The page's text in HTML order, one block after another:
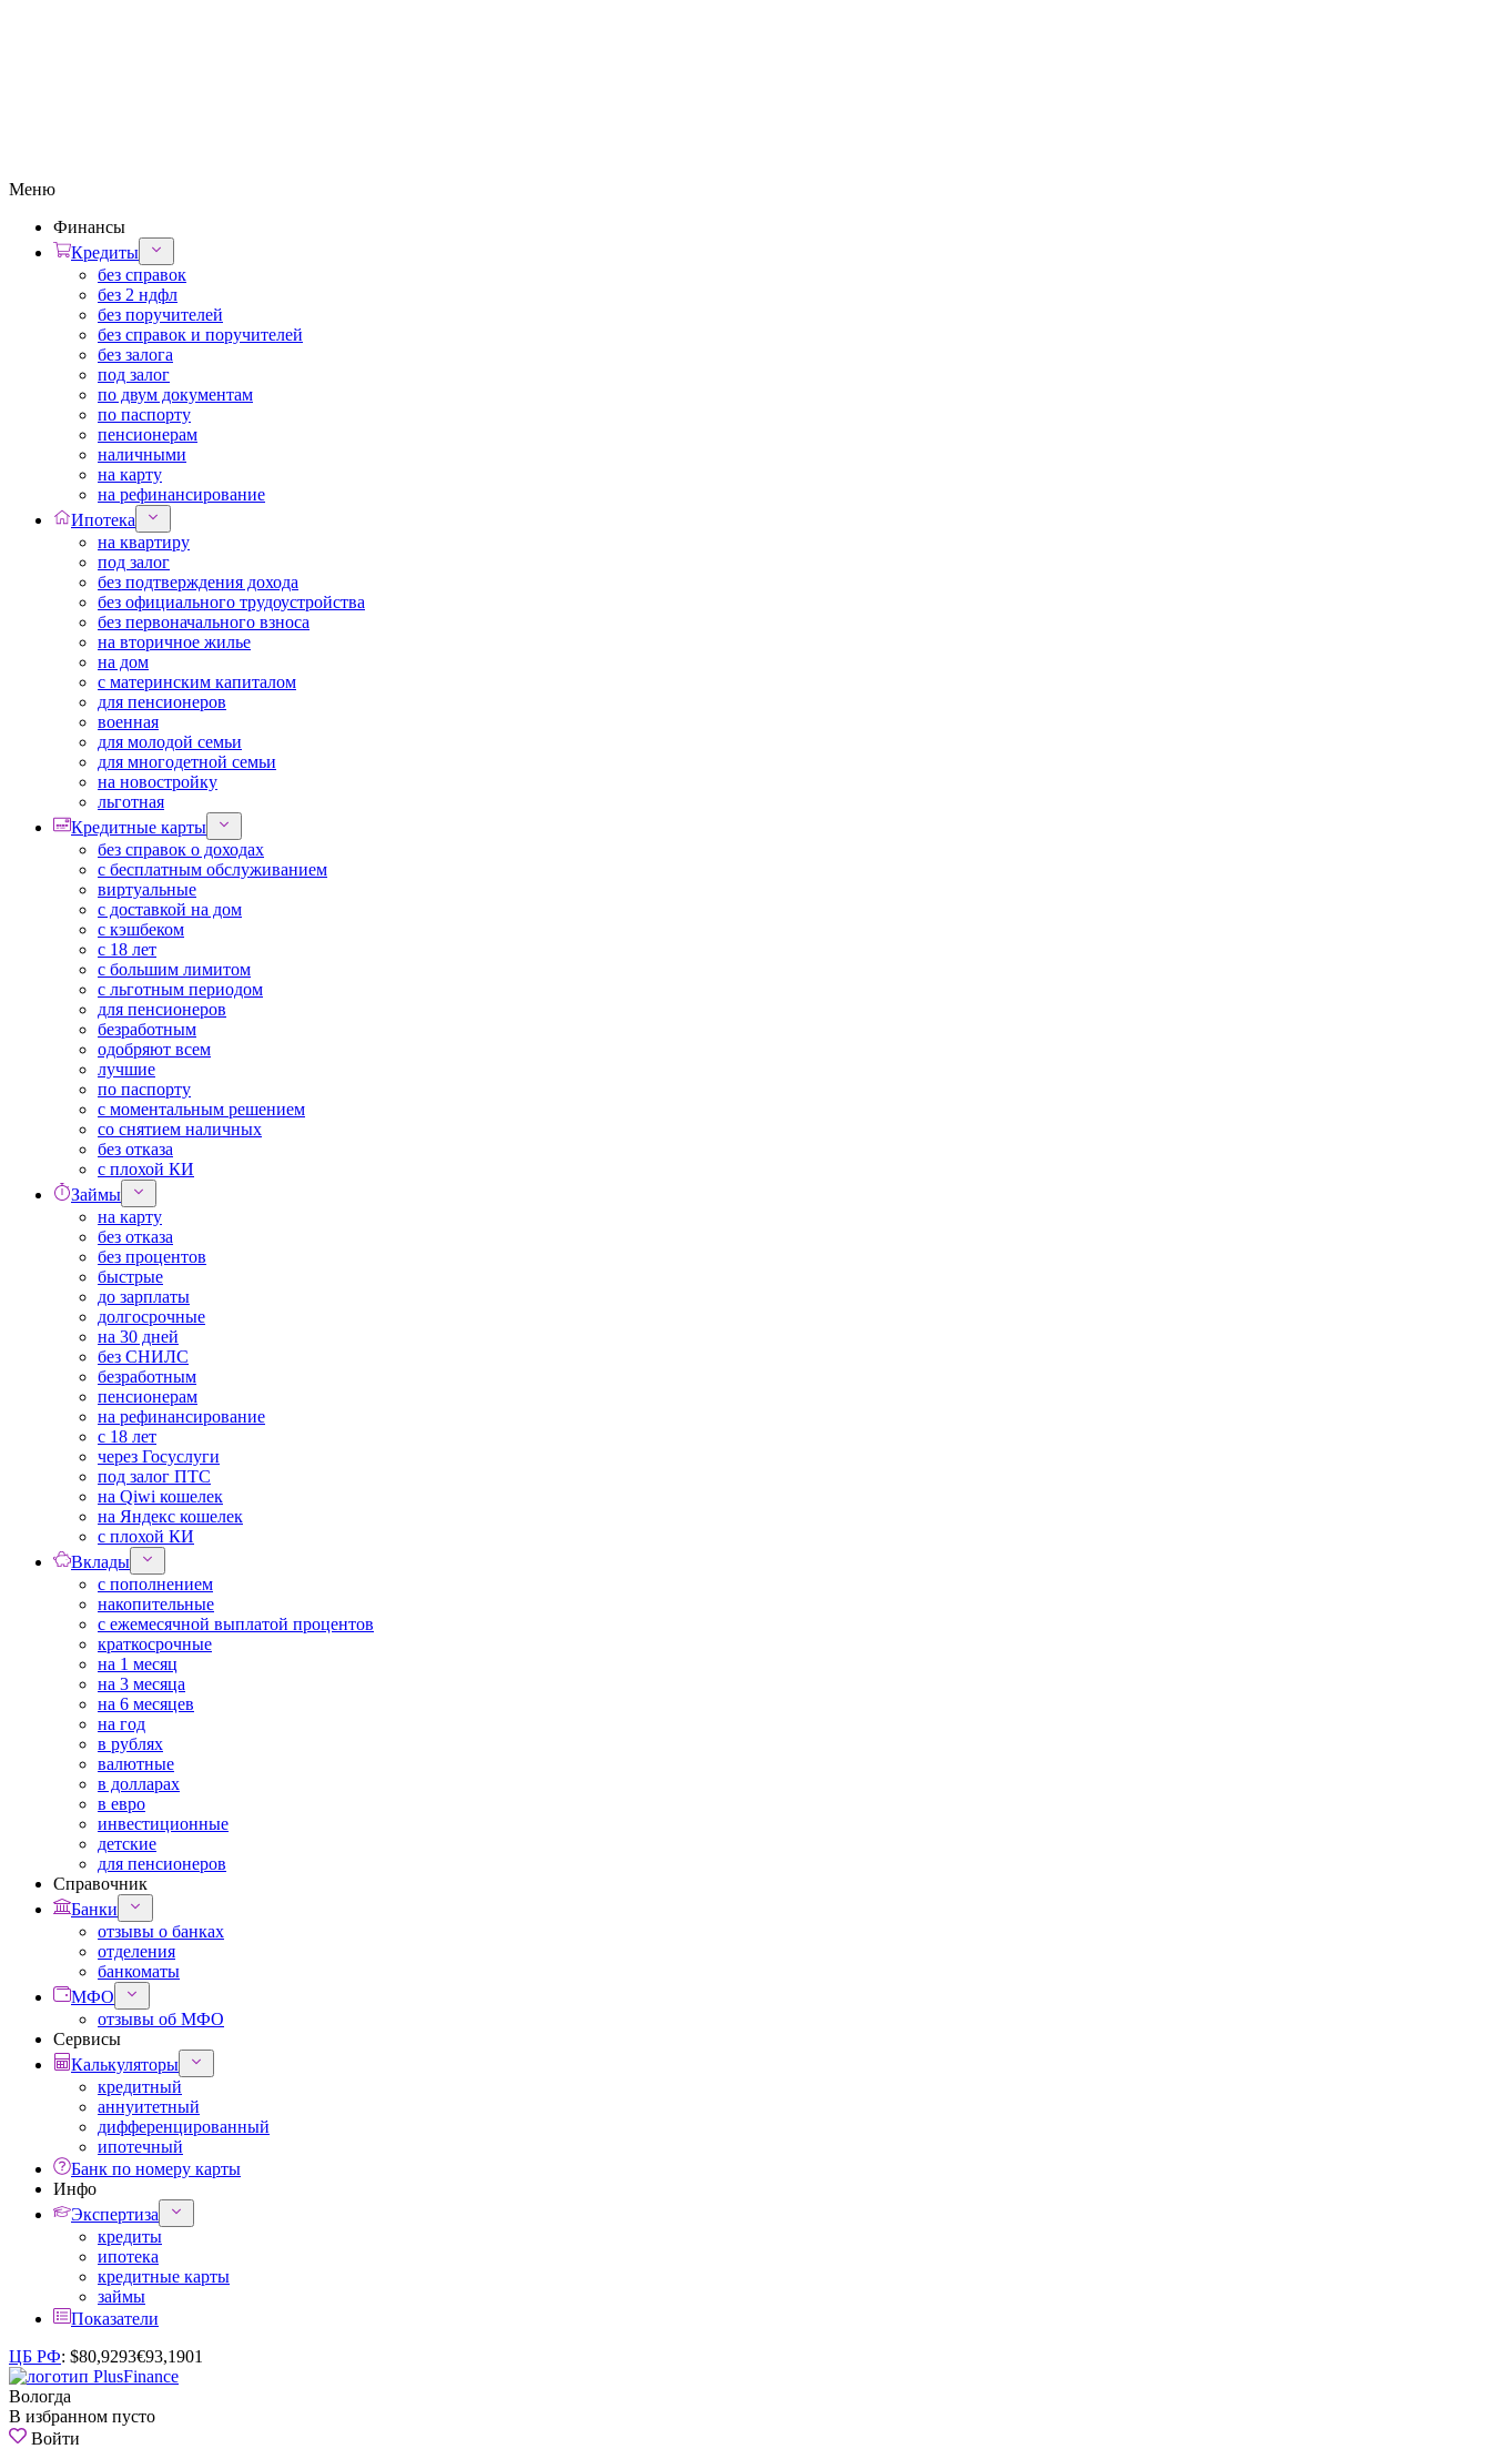
Меню
Финансы
Кредиты
без справок
без 2 ндфл
без поручителей
без справок и поручителей
без залога
под залог
по двум документам
по паспорту
пенсионерам
наличными
на карту
на рефинансирование
Ипотека
на квартиру
под залог
без подтверждения дохода
без официального трудоустройства
без первоначального взноса
на вторичное жилье
на дом
с материнским капиталом
для пенсионеров
военная
для молодой семьи
для многодетной семьи
на новостройку
льготная
Кредитные карты
без справок о доходах
с бесплатным обслуживанием
виртуальные
с доставкой на дом
с кэшбеком
с 18 лет
с большим лимитом
с льготным периодом
для пенсионеров
безработным
одобряют всем
лучшие
по паспорту
с моментальным решением
со снятием наличных
без отказа
с плохой КИ
Займы
на карту
без отказа
без процентов
быстрые
до зарплаты
долгосрочные
на 30 дней
без СНИЛС
безработным
пенсионерам
на рефинансирование
с 18 лет
через Госуслуги
под залог ПТС
на Qiwi кошелек
на Яндекс кошелек
с плохой КИ
Вклады
с пополнением
накопительные
с ежемесячной выплатой процентов
краткосрочные
на 1 месяц
на 3 месяца
на 6 месяцев
на год
в рублях
валютные
в долларах
в евро
инвестиционные
детские
для пенсионеров
Справочник
Банки
отзывы о банках
отделения
банкоматы
МФО
отзывы об МФО
Сервисы
Калькуляторы
кредитный
аннуитетный
дифференцированный
ипотечный
Банк по номеру карты
Инфо
Экспертиза
кредиты
ипотека
кредитные карты
займы
Показатели
ЦБ РФ: $80,9293€93,1901
Вологда
В избранном пусто
Войти